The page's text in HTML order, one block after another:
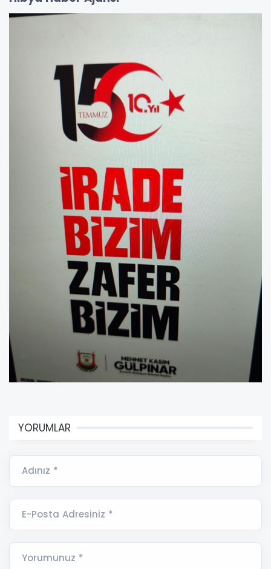
YORUMLAR
Adınız *
E-Posta Adresiniz *
Yorumunuz *